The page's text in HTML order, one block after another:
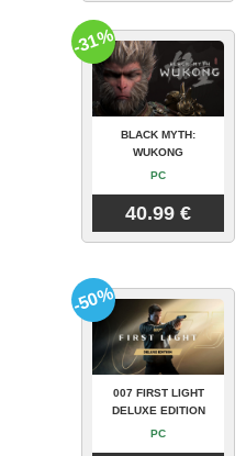
BLACK MYTH:
WUKONG
PC
40.99 €
-31%
007 FIRST LIGHT
DELUXE EDITION
PC
-50%